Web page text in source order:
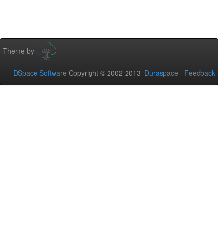
Theme by
DSpace Software Copyright © 2002-2013 Duraspace - Feedback